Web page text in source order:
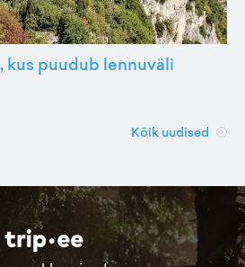
kus puudub lennuväli
Kõik uudised